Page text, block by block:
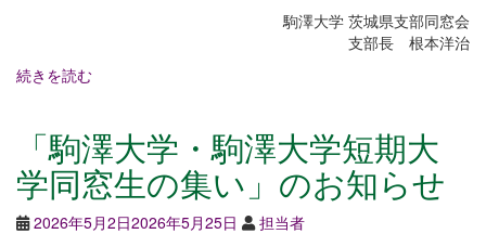
駒澤大学 茨城県支部同窓会
支部長 根本洋治
続きを読む
「駒澤大学・駒澤大学短期大
学同窓生の集い」のお知らせ
2026年5月2日2026年5月25日 担当者